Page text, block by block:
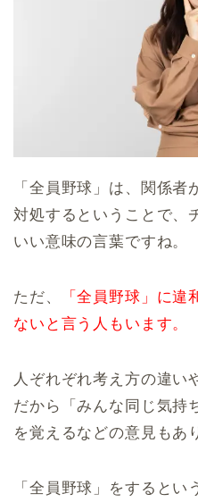
「全員野球」は、関係
対処するということで、
いい意味の言葉ですね。
ただ、
「全員野球」に
ないと言う人もいます。
人ぞれぞれ考え方の違い
だから「みんな同じ気持
を覚えるなどの意見もあ
「全員野球」をすると